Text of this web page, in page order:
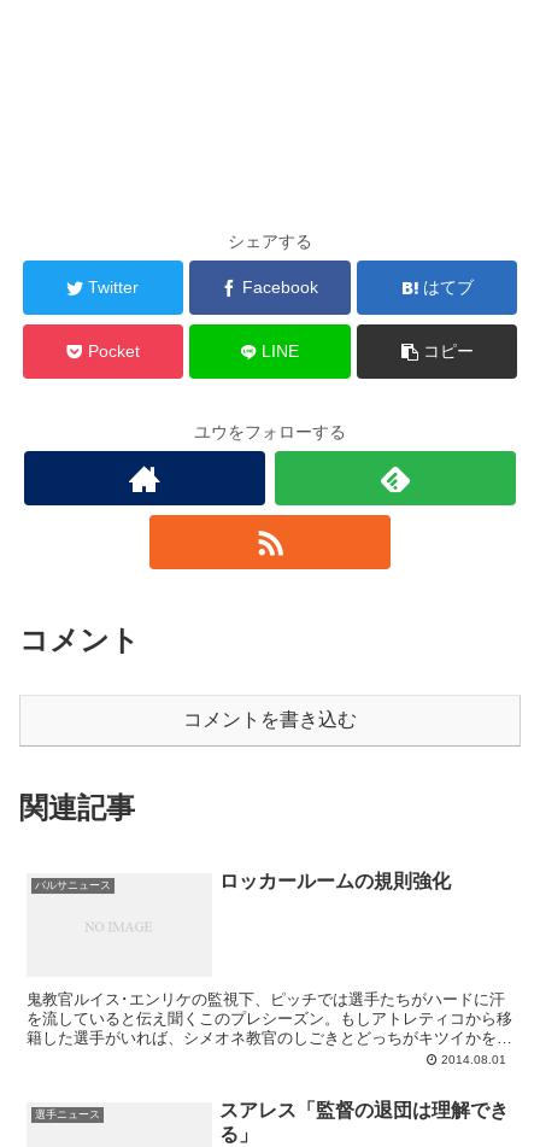
シェアする
Twitter Facebook はてブ
Pocket LINE コピー
ユウをフォローする
コメント
コメントを書き込む
関連記事
バルサニュース ロッカールームの規則強化
鬼教官ルイス･エンリケの監視下、ピッチでは選手たちがハードに汗
を流していると伝え聞くこのプレシーズン。もしアトレティコから移
籍した選手がいれば、シメオネ教官のしごきとどっちがキツイかを訊
ねてみたいところですが、ここ最近に比べバルサのトレーニングの激
しさを求めているのはピッチだけでなく、ロッカールームにおいても
そうだと説明するのが1日のSPORT紙。どうやら幾つかの修正を加え
ながら、ペップ･グアルディオラ時代の規則が復活したようでありま
2014.08.01
選手ニュース
スアレス「監督の退団は理解でき
る」